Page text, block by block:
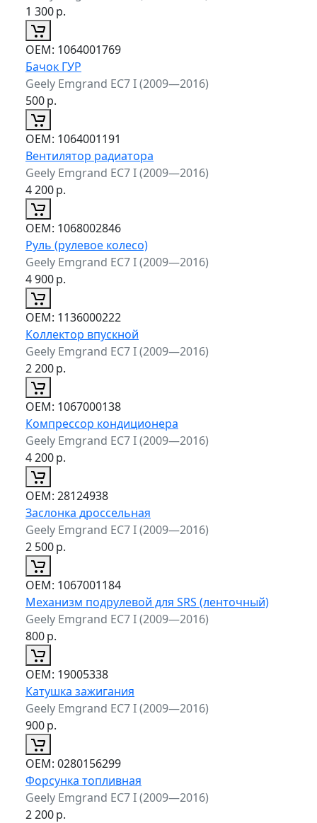
1 300р.
ОЕМ: 1064001769
Бачок ГУР
Geely Emgrand EC7 I (2009—2016)
500р.
ОЕМ: 1064001191
Вентилятор радиатора
Geely Emgrand EC7 I (2009—2016)
4 200р.
ОЕМ: 1068002846
Руль (рулевое колесо)
Geely Emgrand EC7 I (2009—2016)
4 900р.
ОЕМ: 1136000222
Коллектор впускной
Geely Emgrand EC7 I (2009—2016)
2 200р.
ОЕМ: 1067000138
Компрессор кондиционера
Geely Emgrand EC7 I (2009—2016)
4 200р.
ОЕМ: 28124938
Заслонка дроссельная
Geely Emgrand EC7 I (2009—2016)
2 500р.
ОЕМ: 1067001184
Механизм подрулевой для SRS (ленточный)
Geely Emgrand EC7 I (2009—2016)
800р.
ОЕМ: 19005338
Катушка зажигания
Geely Emgrand EC7 I (2009—2016)
900р.
ОЕМ: 0280156299
Форсунка топливная
Geely Emgrand EC7 I (2009—2016)
2 200р.